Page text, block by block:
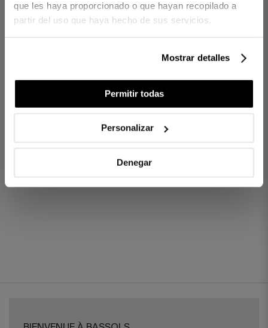
que les haya proporcionado o que hayan recopilado a
partir del uso que haya hecho de sus servicios.
Mostrar detalles
Permitir todas
Personalizar
Denegar
Couvre-lit boutis en coton avec de la texture.
Réf. 8422636733305-agrupado
COMBIEN DE FILS CHOISIR ?